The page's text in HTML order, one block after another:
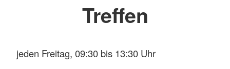
Treffen
jeden Freitag, 09:30 bis 13:30 Uhr